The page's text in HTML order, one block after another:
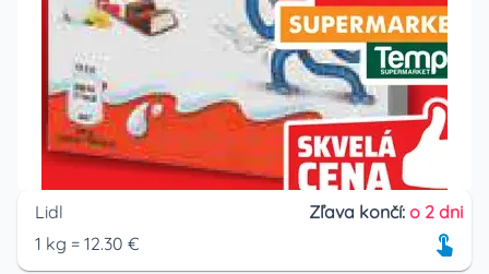
Lidl Zľava končí: o 2 dni
1 kg = 12.30 €